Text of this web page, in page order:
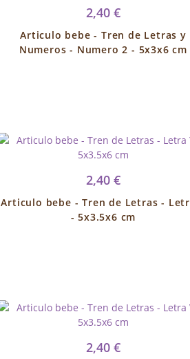
2,40 €
Articulo bebe - Tren de Letras y
Numeros - Numero 2 - 5x3x6 cm
2,40 €
Articulo bebe - Tren de Letras -
- 5x3.5x6 cm
2,40 €